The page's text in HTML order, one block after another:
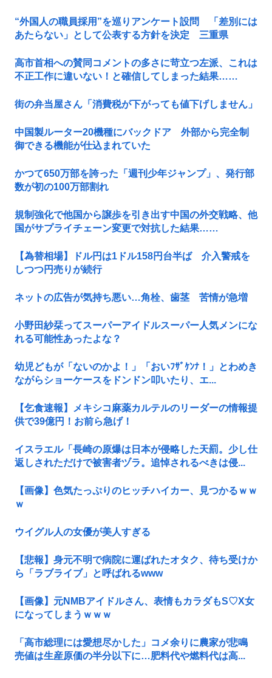
“外国人の職員採用”を巡りアンケート設問 「差別には
あたらない」として公表する方針を決定 三重県
高市首相への賛同コメントの多さに苛立つ左派、これは
不正工作に違いない！と確信してしまった結果……
街の弁当屋さん「消費税が下がっても値下げしません」
中国製ルーター20機種にバックドア 外部から完全制
御できる機能が仕込まれていた
かつて650万部を誇った「週刊少年ジャンプ」、発行部
数が初の100万部割れ
規制強化で他国から譲歩を引き出す中国の外交戦略、他
国がサプライチェーン変更で対抗した結果……
【為替相場】ドル円は1ドル158円台半ば 介入警戒を
しつつ円売りが続行
ネットの広告が気持ち悪い…角栓、歯茎 苦情が急増
小野田紗栞ってスーパーアイドルスーパー人気メンにな
れる可能性あったよな？
幼児どもが「ないのかよ！」「おいﾌｻﾞｹﾝﾅ！」とわめき
ながらショーケースをドンドン叩いたり、エ...
【乞食速報】メキシコ麻薬カルテルのリーダーの情報提
供で39億円！お前ら急げ！
イスラエル「長崎の原爆は日本が侵略した天罰。少し仕
返しされただけで被害者ヅラ。追悼されるべきは侵...
【画像】色気たっぷりのヒッチハイカー、見つかるｗｗ
ｗ
ウイグル人の女優が美人すぎる
【悲報】身元不明で病院に運ばれたオタク、待ち受けか
ら「ラブライブ」と呼ばれるwww
【画像】元NMBアイドルさん、表情もカラダもS♡X女
になってしまうｗｗｗ
「高市総理には愛想尽かした」コメ余りに農家が悲鳴
売値は生産原価の半分以下に…肥料代や燃料代は高...